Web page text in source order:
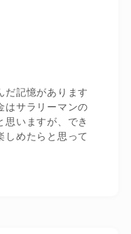
記憶があります
はサラリーマンの
いますが、でき
しめたらと思って